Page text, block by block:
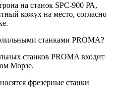
на станок SPC-900 РА,
кожух на место, согласно
станками PROMA?
станков PROMA входит
Морзе.
фрезерные станки